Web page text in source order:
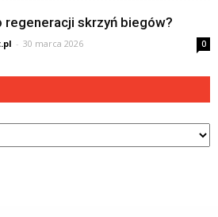
regeneracji skrzyń biegów?
- 30 marca 2026 0